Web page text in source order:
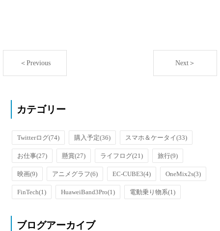
＜Previous Next＞
カテゴリー
Twitterログ(74) 購入予定(36) スマホ＆ケータイ(33)
お仕事(27) 懸賞(27) ライフログ(21) 旅行(9)
映画(9) アニメグラフ(6) EC-CUBE3(4) OneMix2s(3)
FinTech(1) HuaweiBand3Pro(1) 電動乗り物系(1)
ブログアーカイブ